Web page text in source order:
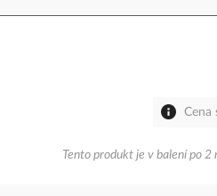
Cena
Tento produkt je v balení po 2